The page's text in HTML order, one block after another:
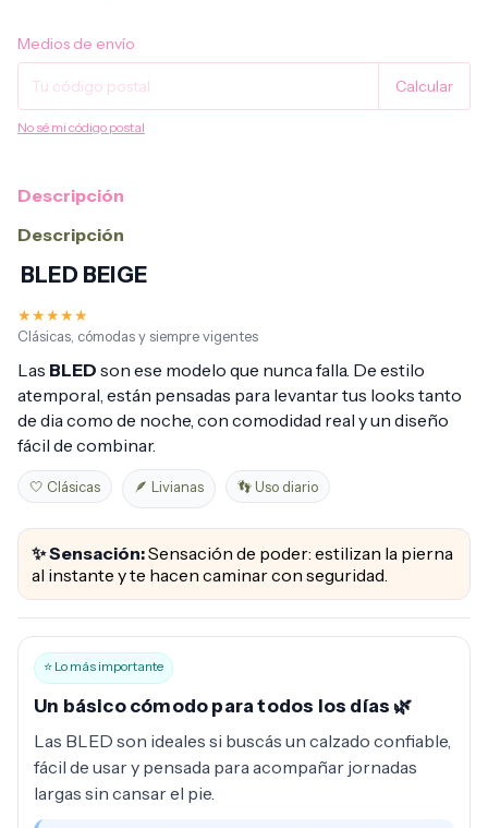
Entregas para el CP:
Medios de envío
Calcular
No sé mi código postal
Descripción
Descripción
BLED BEIGE
★★★★★
Clásicas, cómodas y siempre vigentes
Las BLED son ese modelo que nunca falla. De estilo
atemporal, están pensadas para levantar tus looks tanto
de dia como de noche, con comodidad real y un diseño
fácil de combinar.
🤍 Clásicas 🪶 Livianas 👣 Uso diario
✨ Sensación:Sensación de poder: estilizan la pierna
al instante y te hacen caminar con seguridad.
⭐ Lo más importante
Un básico cómodo para todos los días 🌿
Las BLED son ideales si buscás un calzado confiable,
fácil de usar y pensada para acompañar jornadas
largas sin cansar el pie.